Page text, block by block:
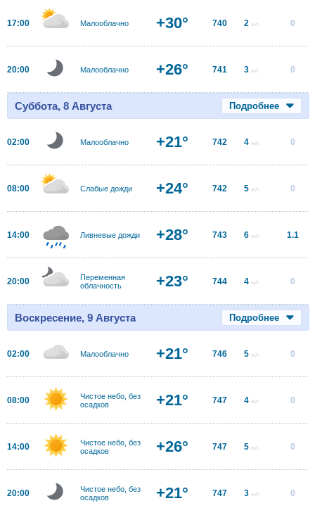
17:00 Малооблачно +30° 740 2 м/с 0
20:00 Малооблачно +26° 741 3 м/с 0
Суббота, 8 Августа Подробнее
02:00 Малооблачно +21° 742 4 м/с 0
08:00 Слабые дожди +24° 742 5 м/с 0
14:00 Ливневые дожди +28° 743 6 м/с 1.1
20:00
Переменная
облачность
+23° 744 4 м/с 0
Воскресение, 9 Августа Подробнее
02:00 Малооблачно +21° 746 5 м/с 0
08:00
Чистое небо, без
осадков
+21° 747 4 м/с 0
14:00
Чистое небо, без
осадков
+26° 747 5 м/с 0
20:00
Чистое небо, без
осадков
+21° 747 3 м/с 0